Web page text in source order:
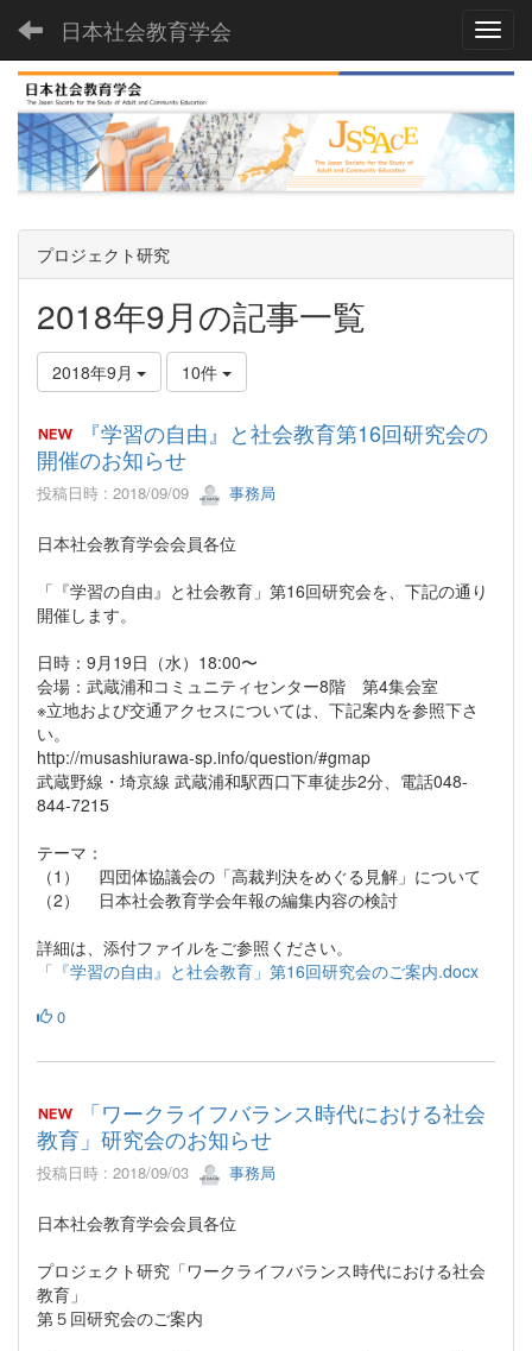
日本社会教育学会
プロジェクト研究
2018年9月の記事一覧
2018年9月 10件
『学習の自由』と社会教育第16回研究会の
開催のお知らせ
投稿日時 : 2018/09/09 事務局
日本社会教育学会会員各位
「『学習の自由』と社会教育」第16回研究会を、下記の通り
開催します。
日時：9月19日（水）18:00〜
会場：武蔵浦和コミュニティセンター8階 第4集会室
※立地および交通アクセスについては、下記案内を参照下さ
い。
http://musashiurawa-sp.info/question/#gmap
武蔵野線・埼京線 武蔵浦和駅西口下車徒歩2分、電話048-
844-7215
テーマ：
（1） 四団体協議会の「高裁判決をめぐる見解」について
（2） 日本社会教育学会年報の編集内容の検討
詳細は、添付ファイルをご参照ください。
「『学習の自由』と社会教育」第16回研究会のご案内.docx
0
「ワークライフバランス時代における社会
教育」研究会のお知らせ
投稿日時 : 2018/09/03 事務局
日本社会教育学会会員各位
プロジェクト研究「ワークライフバランス時代における社会
教育」
第５回研究会のご案内